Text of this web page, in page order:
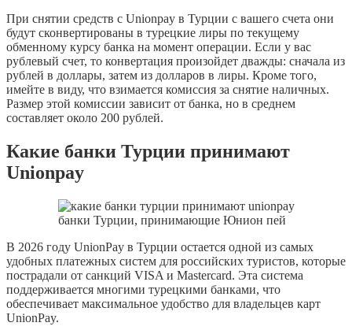
При снятии средств с Unionpay в Турции с вашего счета они
будут сконвертированы в турецкие лиры по текущему
обменному курсу банка на момент операции. Если у вас
рублевый счет, то конвертация произойдет дважды: сначала из
рублей в доллары, затем из долларов в лиры. Кроме того,
имейте в виду, что взимается комиссия за снятие наличных.
Размер этой комиссии зависит от банка, но в среднем
составляет около 200 рублей.
Какие банки Турции принимают
Unionpay
банки Турции, принимающие Юнион пей
В 2026 году UnionPay в Турции остается одной из самых
удобных платежных систем для российских туристов, которые
пострадали от санкций VISA и Mastercard. Эта система
поддерживается многими турецкими банками, что
обеспечивает максимальное удобство для владельцев карт
UnionPay.